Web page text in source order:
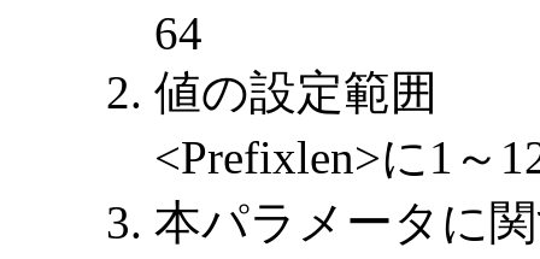
64
値の設定範囲
<Prefixlen>に1～
本パラメータに